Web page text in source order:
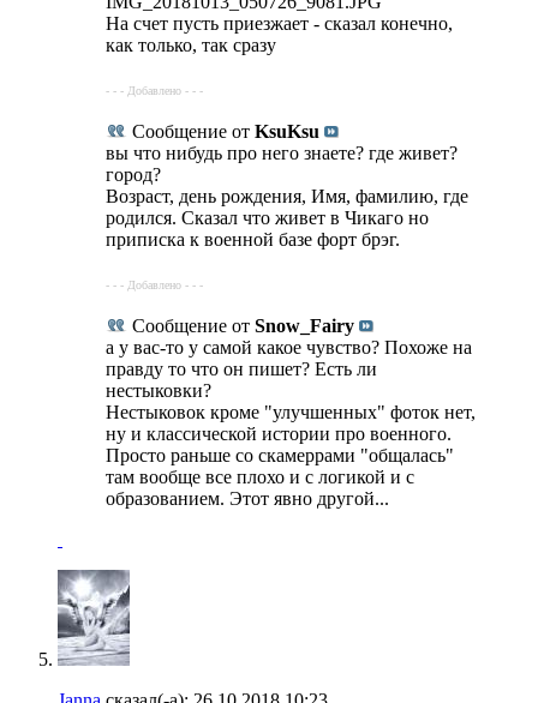
На счет пусть приезжает - сказал конечно,
как только, так сразу
- - - Добавлено - - -
Сообщение от KsuKsu
вы что нибудь про него знаете? где живет?
город?
Возраст, день рождения, Имя, фамилию, где
родился. Сказал что живет в Чикаго но
приписка к военной базе форт брэг.
- - - Добавлено - - -
Сообщение от Snow_Fairy
а у вас-то у самой какое чувство? Похоже на
правду то что он пишет? Есть ли
нестыковки?
Нестыковок кроме "улучшенных" фоток нет,
ну и классической истории про военного.
Просто раньше со скамеррами "общалась"
там вообще все плохо и с логикой и с
образованием. Этот явно другой...